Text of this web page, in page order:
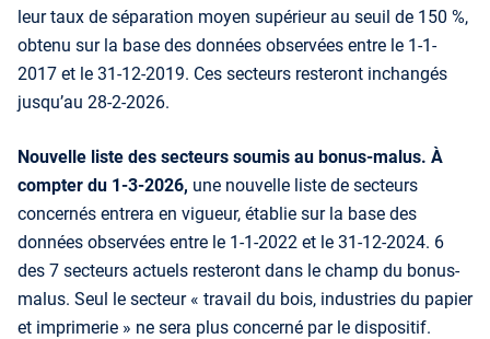
leur taux de séparation moyen supérieur au seuil de 150 %,
obtenu sur la base des données observées entre le 1-1-
2017 et le 31-12-2019. Ces secteurs resteront inchangés
jusqu’au 28-2-2026.
Nouvelle liste des secteurs soumis au bonus-malus. À
compter du 1-3-2026, une nouvelle liste de secteurs
concernés entrera en vigueur, établie sur la base des
données observées entre le 1-1-2022 et le 31-12-2024. 6
des 7 secteurs actuels resteront dans le champ du bonus-
malus. Seul le secteur « travail du bois, industries du papier
et imprimerie » ne sera plus concerné par le dispositif.